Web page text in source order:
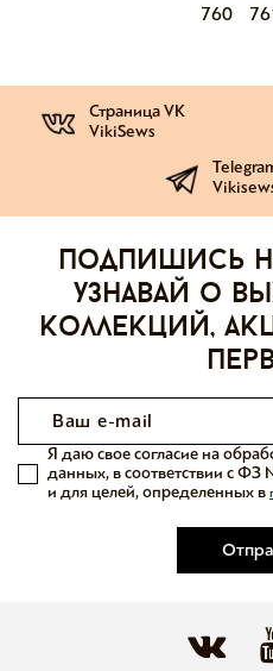
760
Страница VK
VikiSews
Подпишись
узнавай о
коллекций,
Я даю свое согласие на
данных, в соответствии с
и для целей, определенных в